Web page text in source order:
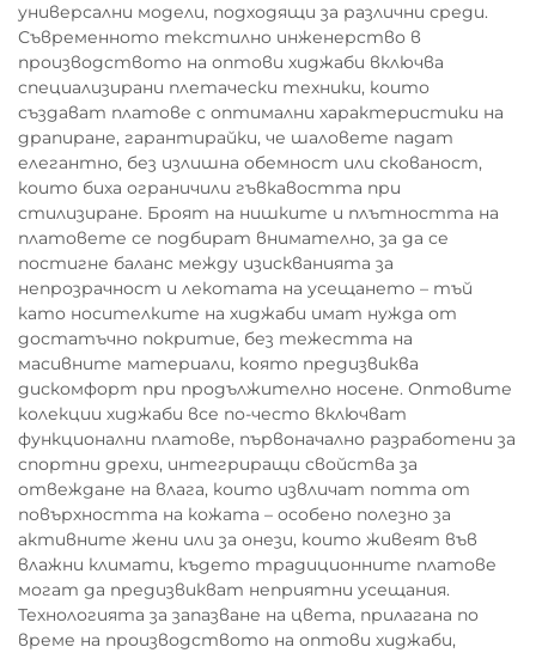
универсални модели, подходящи за различни среди.
Съвременното текстилно инженерство в
производството на оптови хиджаби включва
специализирани плетачески техники, които
създават платове с оптимални характеристики на
драпиране, гарантирайки, че шаловете падат
елегантно, без излишна обемност или скованост,
които биха ограничили гъвкавостта при
стилизиране. Броят на нишките и плътността на
платовете се подбират внимателно, за да се
постигне баланс между изискванията за
непрозрачност и лекотата на усещането – тъй
като носителките на хиджаби имат нужда от
достатъчно покритие, без тежестта на
масивните материали, която предизвиква
дискомфорт при продължително носене. Оптовите
колекции хиджаби все по-често включват
функционални платове, първоначално разработени за
спортни дрехи, интегриращи свойства за
отвеждане на влага, които извличат потта от
повърхността на кожата – особено полезно за
активните жени или за онези, които живеят във
влажни климати, където традиционните платове
могат да предизвикват неприятни усещания.
Технологията за запазване на цвета, прилагана по
време на производството на оптови хиджаби,